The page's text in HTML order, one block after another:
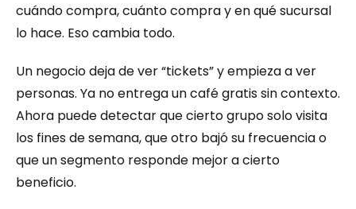
cuándo compra, cuánto compra y en qué sucursal
lo hace. Eso cambia todo.
Un negocio deja de ver “tickets” y empieza a ver
personas. Ya no entrega un café gratis sin contexto.
Ahora puede detectar que cierto grupo solo visita
los fines de semana, que otro bajó su frecuencia o
que un segmento responde mejor a cierto
beneficio.